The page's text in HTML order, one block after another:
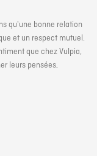
qu'une bonne relation
et un respect mutuel.
que chez Vulpia,
leurs pensées,